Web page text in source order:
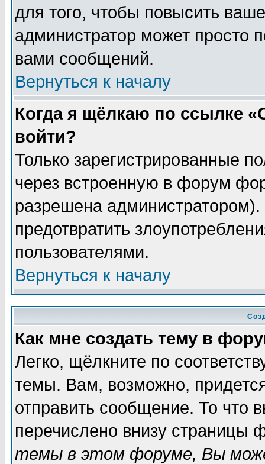
для того, чтобы повысить
администратор может просто
вами сообщений.
Вернуться к началу
Когда я щёлкаю по ссылке
войти?
Только зарегистрированные
через встроенную в форум
разрешена
предотвратить
пользователями.
Вернуться к началу
Как мне создать тему в
Легко, щёлкните по
темы. Вам, возможно,
отправить сообщение. То что
перечислено внизу страницы
темы в этом форуме, Вы